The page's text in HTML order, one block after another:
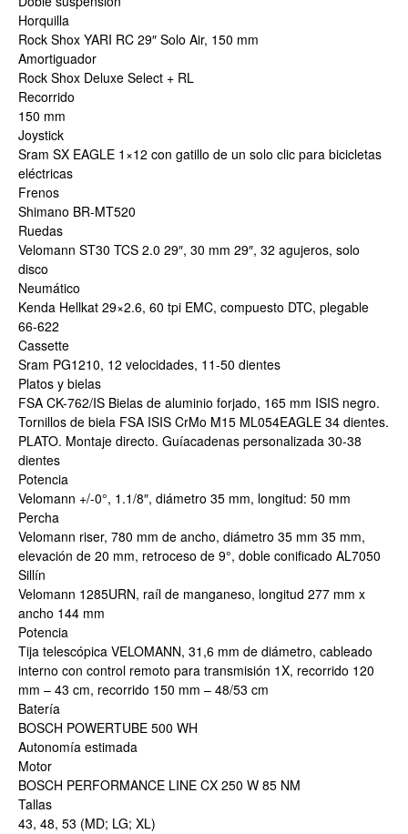
Horquilla
Rock Shox YARI RC 29″ Solo Air, 150 mm
Amortiguador
Rock Shox Deluxe Select + RL
Recorrido
150 mm
Joystick
Sram SX EAGLE 1×12 con gatillo de un solo clic para bicicletas
eléctricas
Frenos
Shimano BR-MT520
Ruedas
Velomann ST30 TCS 2.0 29″, 30 mm 29″, 32 agujeros, solo
disco
Neumático
Kenda Hellkat 29×2.6, 60 tpi EMC, compuesto DTC, plegable
66-622
Cassette
Sram PG1210, 12 velocidades, 11-50 dientes
Platos y bielas
FSA CK-762/IS Bielas de aluminio forjado, 165 mm ISIS negro.
Tornillos de biela FSA ISIS CrMo M15 ML054EAGLE 34 dientes.
PLATO. Montaje directo. Guíacadenas personalizada 30-38
dientes
Potencia
Velomann +/-0°, 1.1/8″, diámetro 35 mm, longitud: 50 mm
Percha
Velomann riser, 780 mm de ancho, diámetro 35 mm 35 mm,
elevación de 20 mm, retroceso de 9°, doble conificado AL7050
Sillín
Velomann 1285URN, raíl de manganeso, longitud 277 mm x
ancho 144 mm
Potencia
Tija telescópica VELOMANN, 31,6 mm de diámetro, cableado
interno con control remoto para transmisión 1X, recorrido 120
mm – 43 cm, recorrido 150 mm – 48/53 cm
Batería
BOSCH POWERTUBE 500 WH
Autonomía estimada
Motor
BOSCH PERFORMANCE LINE CX 250 W 85 NM
Tallas
43, 48, 53 (MD; LG; XL)